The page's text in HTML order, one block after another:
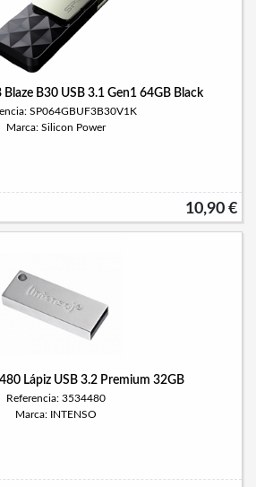
Blaze B30 USB 3.1 Gen1 64GB Black
SP064GBUF3B30V1K
Marca: Silicon Power
10,90 €
Lápiz USB 3.2 Premium 32GB
Referencia: 3534480
Marca: INTENSO